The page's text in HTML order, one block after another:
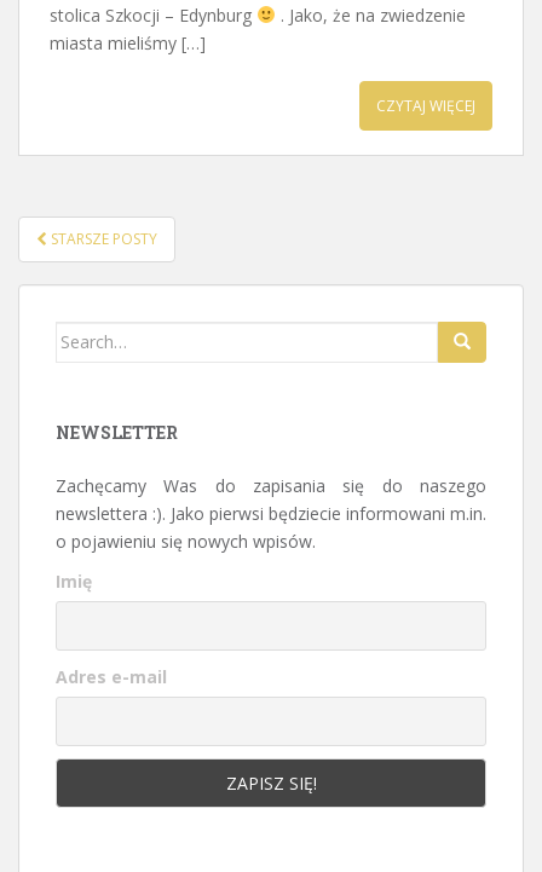
stolica Szkocji – Edynburg
. Jako, że na zwiedzenie
miasta mieliśmy […]
CZYTAJ WIĘCEJ
NAWIGACJA POSTÓW
STARSZE POSTY
Search for:
NEWSLETTER
Zachęcamy Was do zapisania się do naszego
newslettera :). Jako pierwsi będziecie informowani m.in.
o pojawieniu się nowych wpisów.
Imię
Adres e-mail